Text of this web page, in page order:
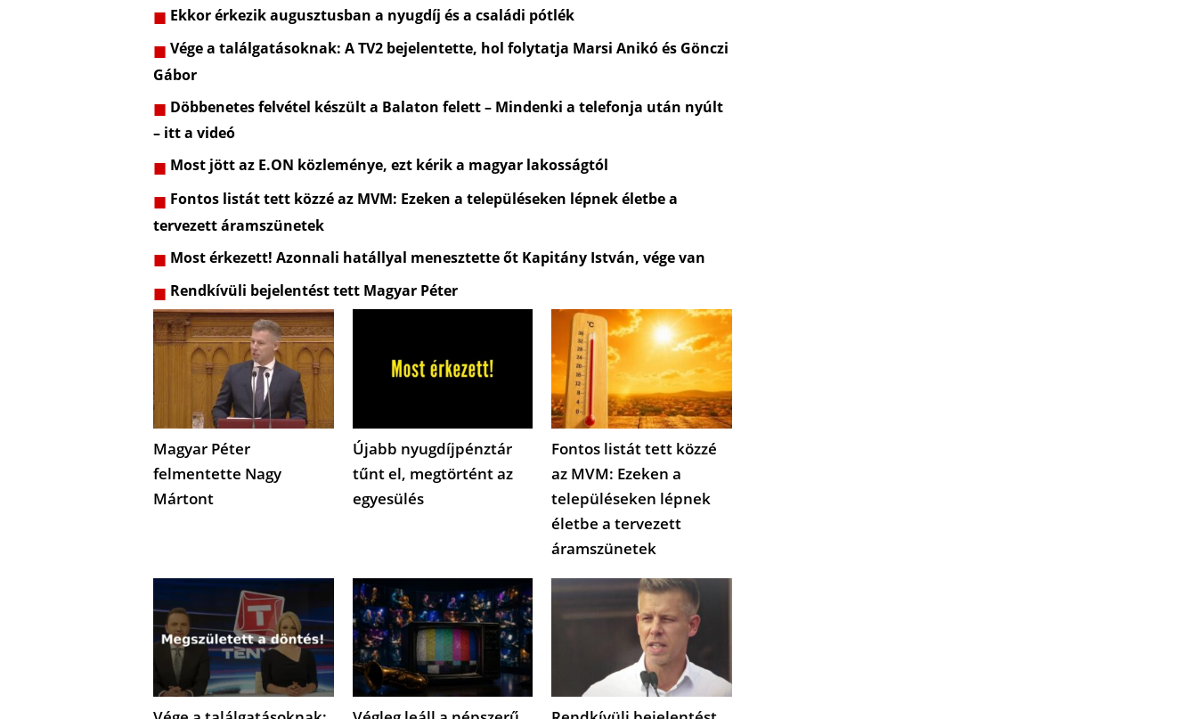
Ekkor érkezik augusztusban a nyugdíj és a családi pótlék
Vége a találgatásoknak: A TV2 bejelentette, hol folytatja Marsi Anikó és Gönczi
Gábor
Döbbenetes felvétel készült a Balaton felett – Mindenki a telefonja után nyúlt
– itt a videó
Most jött az E.ON közleménye, ezt kérik a magyar lakosságtól
Fontos listát tett közzé az MVM: Ezeken a településeken lépnek életbe a
tervezett áramszünetek
Most érkezett! Azonnali hatállyal menesztette őt Kapitány István, vége van
Rendkívüli bejelentést tett Magyar Péter
Magyar Péter
felmentette Nagy
Mártont
Újabb nyugdíjpénztár
tűnt el, megtörtént az
egyesülés
Fontos listát tett közzé
az MVM: Ezeken a
településeken lépnek
életbe a tervezett
áramszünetek